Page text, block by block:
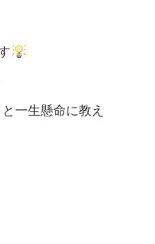
と一生懸命に教え